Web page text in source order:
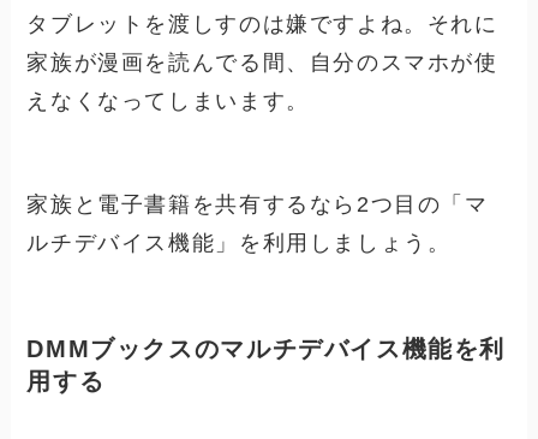
タブレットを渡しすのは嫌ですよね。それに
家族が漫画を読んでる間、自分のスマホが使
えなくなってしまいます。
家族と電子書籍を共有するなら2つ目の「マ
ルチデバイス機能」を利用しましょう。
DMMブックスのマルチデバイス機能を利
用する